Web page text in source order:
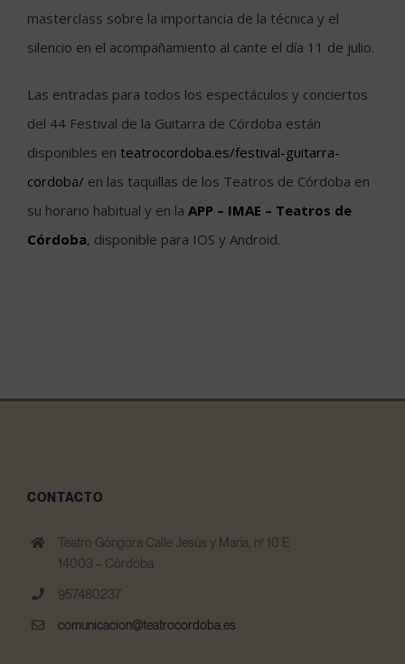
masterclass sobre la importancia de la técnica y el
silencio en el acompañamiento al cante el día 11 de julio.
Las entradas para todos los espectáculos y conciertos
del 44 Festival de la Guitarra de Córdoba están
disponibles en teatrocordoba.es/festival-guitarra-
cordoba/ en las taquillas de los Teatros de Córdoba en
su horario habitual y en la APP – IMAE – Teatros de
Córdoba, disponible para IOS y Android.
CONTACTO
Teatro Góngora Calle Jesús y María, nº 10 E
14003 – Córdoba
957480237
comunicacion@teatrocordoba.es